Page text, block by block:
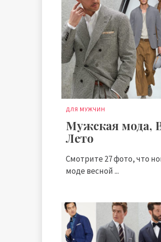
ДЛЯ МУЖЧИН
Мужская мода,
Лето
Смотрите 27 фото, что
моде весной ...